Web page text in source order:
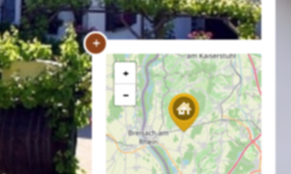
+
+
−